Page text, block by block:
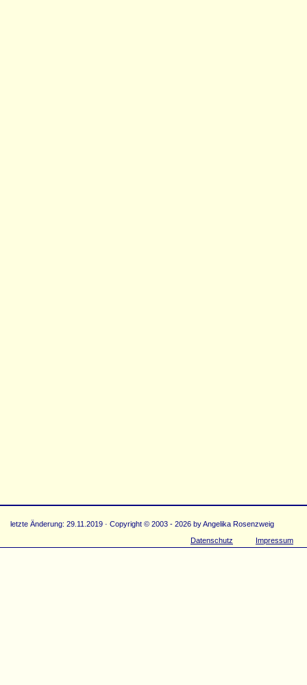
letzte Änderung: 29.11.2019 · Copyright © 2003 - 2026 by Angelika Rosenzweig
Datenschutz
Impressum